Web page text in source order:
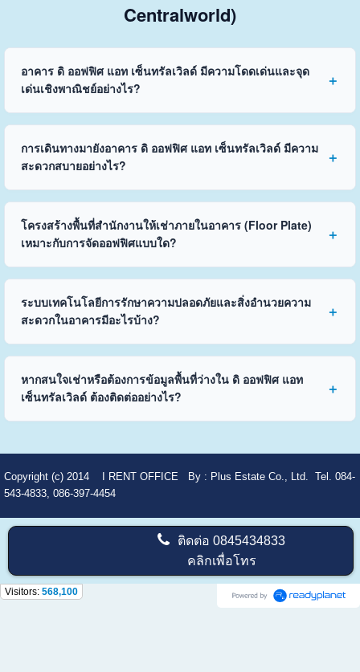
Centralworld)
อาคาร ดิ ออฟฟิศ แอท เซ็นทรัลเวิลด์ มีความโดดเด่นและจุด
เด่นเชิงพาณิชย์อย่างไร?
การเดินทางมายังอาคาร ดิ ออฟฟิศ แอท เซ็นทรัลเวิลด์ มีความ
สะดวกสบายอย่างไร?
โครงสร้างพื้นที่สำนักงานให้เช่าภายในอาคาร (Floor Plate)
เหมาะกับการจัดออฟฟิศแบบใด?
ระบบเทคโนโลยีการรักษาความปลอดภัยและสิ่งอำนวยความ
สะดวกในอาคารมีอะไรบ้าง?
หากสนใจเช่าหรือต้องการข้อมูลพื้นที่ว่างใน ดิ ออฟฟิศ แอท
เซ็นทรัลเวิลด์ ต้องติดต่ออย่างไร?
Copyright (c) 2014 I RENT OFFICE By : Plus Estate Co., Ltd. Tel. 084-
543-4833, 086-397-4454
ติดต่อ0845434833
คลิกเพื่อโทร
Visitors: 568,100